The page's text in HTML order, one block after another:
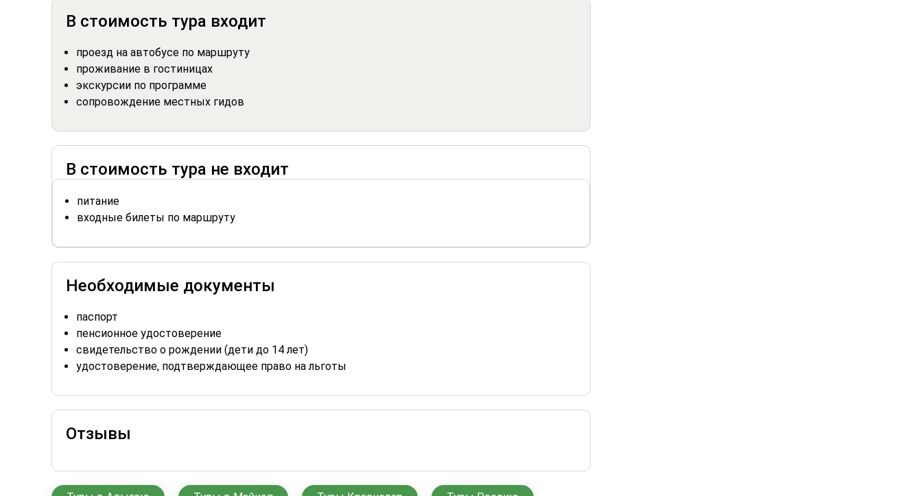
В стоимость тура входит
проезд на автобусе по маршруту
проживание в гостиницах
экскурсии по программе
сопровождение местных гидов
В стоимость тура не входит
питание
входные билеты по маршруту
Необходимые документы
паспорт
пенсионное удостоверение
свидетельство о рождении (дети до 14 лет)
удостоверение, подтверждающее право на льготы
Отзывы